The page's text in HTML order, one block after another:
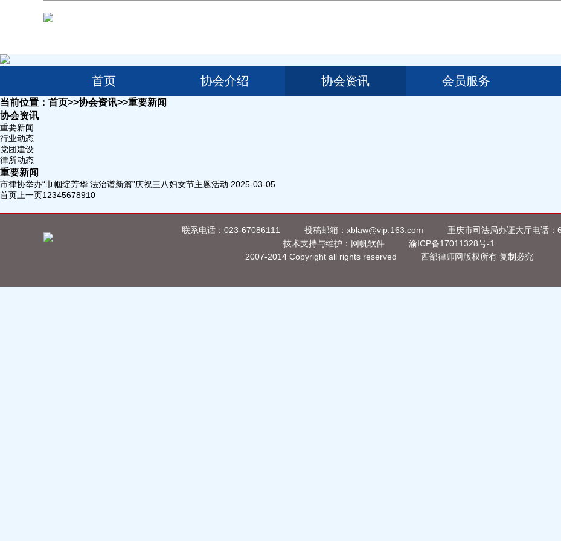
首页 协会介绍 协会资讯 会员服务
当前位置： 首页>>协会资讯>>重要新闻
协会资讯
重要新闻
行业动态
党团建设
律所动态
重要新闻
市律协举办“巾帼绽芳华 法治谱新篇”庆祝三八妇女节主题活动 2025-03-05
首页 上一页1 2345678910
联系电话：023-67086111 投稿邮箱：xblaw@vip.163.com
重庆市司法局办证大厅电话：
技术支持与维护： 网帆软件
渝ICP备17011328号-1
2007-2014 Copyright all rights reserved
西部律师网版权所有 复制必究